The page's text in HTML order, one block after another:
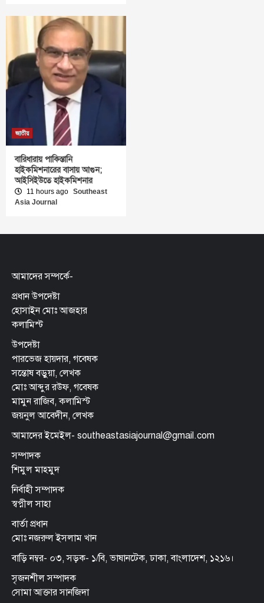
জাতীয়
বারিধারায় পাকিস্তানি
হাইকমিশনারের বাসায় আগুন;
আইসিইউতে হাইকমিশনার
11 hours ago Southeast
Asia Journal
আমাদের সম্পর্কে-
প্রধান উপদেষ্টা
হোসাইন মোঃ আজহার
কলামিস্ট
উপদেষ্টা
পারভেজ হায়দার, গবেষক
সন্তোষ বড়ুয়া, লেখক
মোঃ আব্দুর রউফ, গবেষক
মামুন রাজিব, কলামিস্ট
জয়নুল আবেদীন, লেখক
আমাদের ইমেইল- southeastasiajournal@gmail.com
সম্পাদক
শিমুল মাহমুদ
নির্বাহী সম্পাদক
স্বপ্নীল সাহা
বার্তা প্রধান
মোঃ নজরুল ইসলাম খান
বাড়ি নম্বর- ০৩, সড়ক- ১/বি, ভাষানটেক, ঢাকা, বাংলাদেশ, ১২১৬।
সৃজনশীল সম্পাদক
সোমা আক্তার সানজিদা